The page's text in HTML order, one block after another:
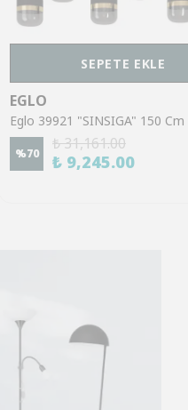
SEPETE EKLE
EGLO
%70
₺ 31,161.00
₺ 9,245.00